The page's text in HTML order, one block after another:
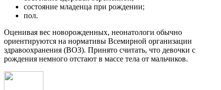
состояние младенца при рождении;
пол.
Оценивая вес новорожденных, неонатологи обычно
ориентируются на нормативы Всемирной организации
здравоохранения (ВОЗ). Принято считать, что девочки с
рождения немного отстают в массе тела от мальчиков.